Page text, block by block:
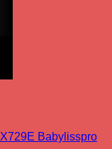
Babylisspro